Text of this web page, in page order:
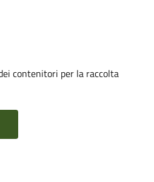
contenitori per la raccolta